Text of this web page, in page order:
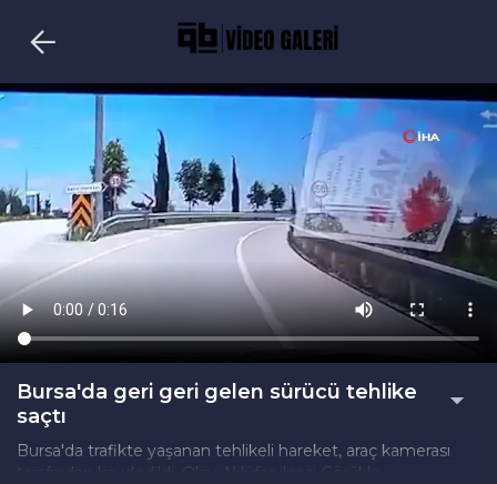
Bursa'da geri geri gelen sürücü tehlike
saçtı
Bursa'da trafikte yaşanan tehlikeli hareket, araç kamerası
tarafından kaydedildi. Olay, Nilüfer ilçesi Görükle